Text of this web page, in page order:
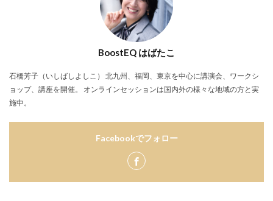
BoostEQ はばたこ
石橋芳子（いしばしよしこ） 北九州、福岡、東京を中心に講演会、ワークシ
ョップ、講座を開催。 オンラインセッションは国内外の様々な地域の方と実
施中。
Facebookでフォロー